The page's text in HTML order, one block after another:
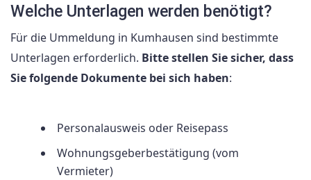
Welche Unterlagen werden benötigt?
Für die Ummeldung in Kumhausen sind bestimmte
Unterlagen erforderlich. Bitte stellen Sie sicher, dass
Sie folgende Dokumente bei sich haben:
Personalausweis oder Reisepass
Wohnungsgeberbestätigung (vom
Vermieter)